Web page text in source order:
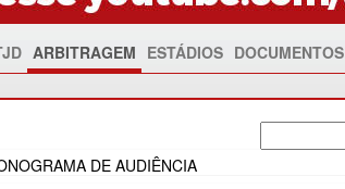
ARBITRAGEM ESTÁDIOS DOCUMENTOS
DE AUDIÊNCIA